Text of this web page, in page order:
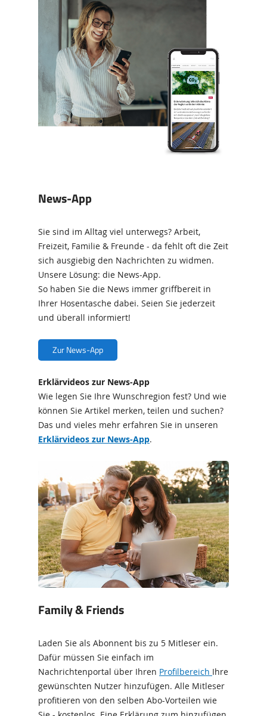
News-App
Sie sind im Alltag viel unterwegs? Arbeit,
Freizeit, Familie & Freunde - da fehlt oft die Zeit
sich ausgiebig den Nachrichten zu widmen.
Unsere Lösung: die News-App.
So haben Sie die News immer griffbereit in
Ihrer Hosentasche dabei. Seien Sie jederzeit
und überall informiert!
Zur News-App
Erklärvideos zur News-App
Wie legen Sie Ihre Wunschregion fest? Und wie
können Sie Artikel merken, teilen und suchen?
Das und vieles mehr erfahren Sie in unseren
Erklärvideos zur News-App.
Family & Friends
Laden Sie als Abonnent bis zu 5 Mitleser ein.
Dafür müssen Sie einfach im
Nachrichtenportal über Ihren Profilbereich Ihre
gewünschten Nutzer hinzufügen. Alle Mitleser
profitieren von den selben Abo-Vorteilen wie